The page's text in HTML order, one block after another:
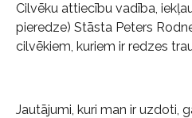
Cilvēku attiecību vadība,
pieredze) Stāsta Peters
cilvēkiem, kuriem ir redzes
Jautājumi, kuri man ir uzdoti,